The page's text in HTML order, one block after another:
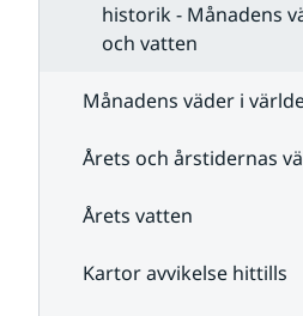
historik - Månadens
och vatten
Månadens väder i
Årets och årstidernas
Årets vatten
Kartor avvikelse hittills